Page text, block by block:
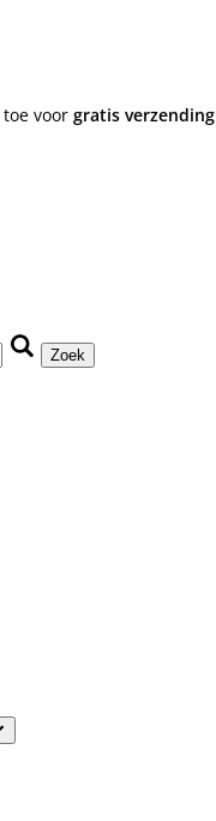
toe voor gratis verzending
Zoek